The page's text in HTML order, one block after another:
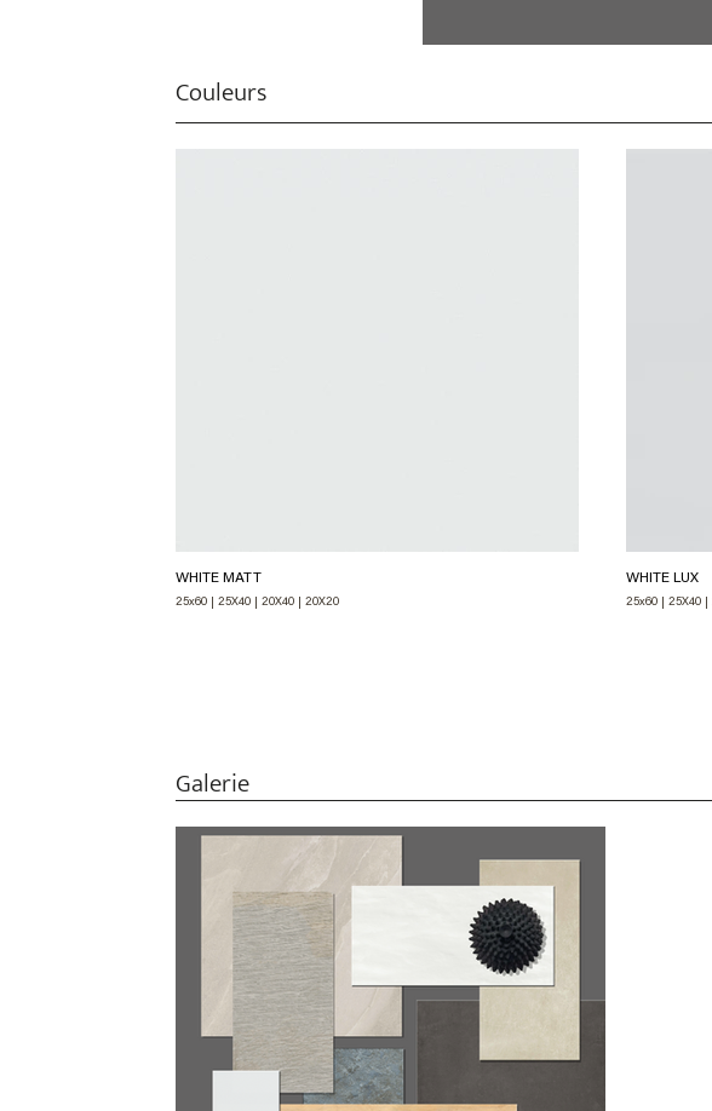
Couleurs
WHITE MATT
25x60 | 25X40 | 20X40 | 20X20
WHITE LUX
25x60 | 25X40 |
Galerie